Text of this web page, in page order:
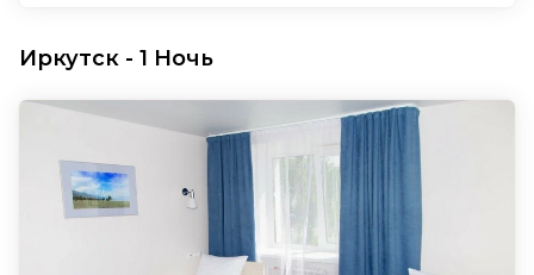
Иркутск - 1 Ночь